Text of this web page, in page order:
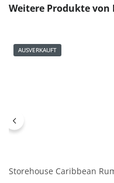
Produktgalerie
Weitere Produkte von
AUSVERKAUFT
Storehouse Caribbean